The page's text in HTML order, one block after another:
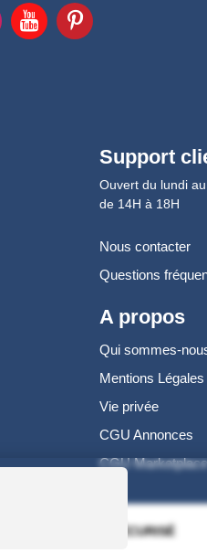
Support
Ouvert du lundi
de 14H à 18H
Nous contacter
Questions
A propos
Qui sommes-
Mentions Légales
Vie privée
CGU Annonces
CGU Marketplace
100% PAIEMENT SÉCURISÉ